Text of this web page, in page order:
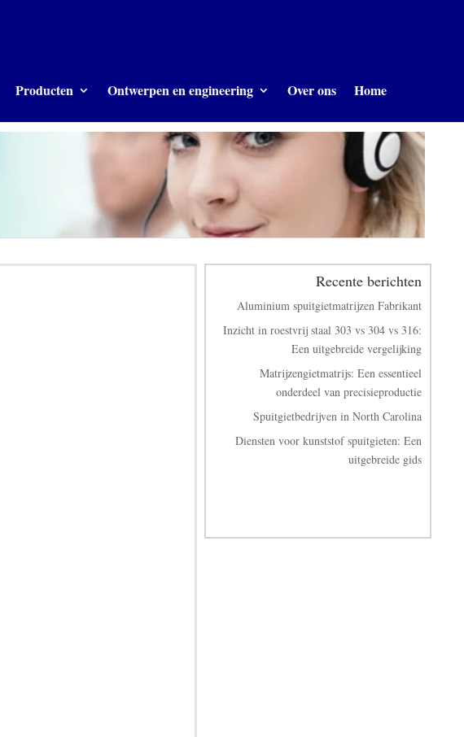
Home
Over ons
Ontwerpen en engineering
Producten
Recente berichten
Aluminium spuitgietmatrijzen Fabrikant
Inzicht in roestvrij staal 303 vs 304 vs 316:
Een uitgebreide vergelijking
Matrijzengietmatrijs: Een essentieel
onderdeel van precisieproductie
Spuitgietbedrijven in North Carolina
Diensten voor kunststof spuitgieten: Een
uitgebreide gids